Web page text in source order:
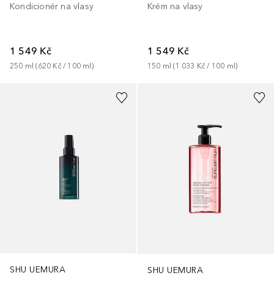
Kondicionér na vlasy
1 549 Kč
250 ml (620 Kč / 100 ml )
Krém na vlasy
1 549 Kč
150 ml (1 033 Kč / 100 ml)
SHU UEMURA
SHU UEMURA